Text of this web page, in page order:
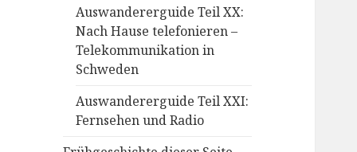
Auswandererguide Teil XX:
Nach Hause telefonieren –
Telekommunikation in
Schweden
Auswandererguide Teil XXI:
Fernsehen und Radio